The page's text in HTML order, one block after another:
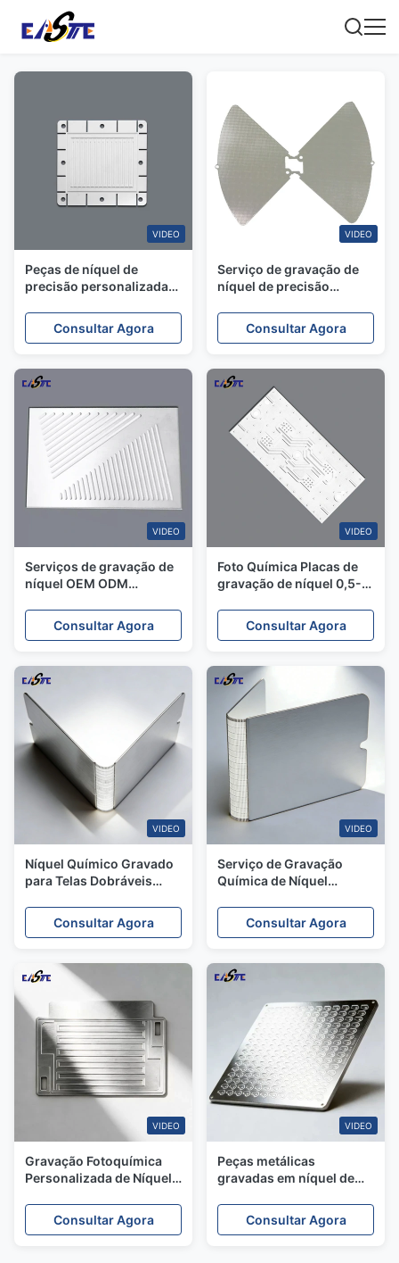
VIDEO
Peças de níquel de
precisão personalizadas
Consultar Agora
VIDEO
Serviço de gravação de
níquel de precisão
Peças de níquel gravadas
químicas
Consultar Agora
VIDEO
Serviços de gravação de
níquel OEM ODM
Tolerâncias rigorosas
Consultar Agora
VIDEO
Foto Química Placas de
gravação de níquel 0,5-
células de combustível
Consultar Agora
VIDEO
Níquel Químico Gravado
para Telas Dobráveis
Consultar Agora
VIDEO
Serviço de Gravação
Química de Níquel
Personalizado Xinhsen
Consultar Agora
VIDEO
Gravação Fotoquímica
Personalizada de Níquel
Consistência
Excepcionais
Consultar Agora
VIDEO
Peças metálicas
gravadas em níquel de
com padrões complexos
e superfícies lisas
Consultar Agora